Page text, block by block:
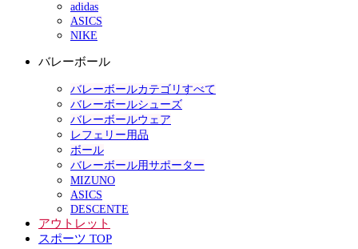
adidas
ASICS
NIKE
バレーボール
バレーボールカテゴリすべて
バレーボールシューズ
バレーボールウェア
レフェリー用品
ボール
バレーボール用サポーター
MIZUNO
ASICS
DESCENTE
アウトレット
スポーツ TOP